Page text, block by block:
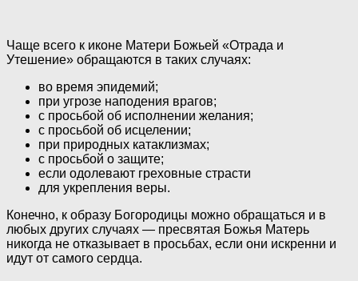
Чаще всего к иконе Матери Божьей «Отрада и
Утешение» обращаются в таких случаях:
во время эпидемий;
при угрозе наподения врагов;
с просьбой об исполнении желания;
с просьбой об исцелении;
при природных катаклизмах;
с просьбой о защите;
если одолевают греховные страсти
для укрепления веры.
Конечно, к образу Богородицы можно обращаться и в
любых других случаях — пресвятая Божья Матерь
никогда не отказывает в просьбах, если они искренни и
идут от самого сердца.